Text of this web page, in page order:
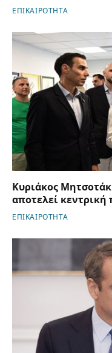
ΕΠΙΚΑΙΡΟΤΗΤΑ
Κυριάκος
αποτελεί κεντρική
ΕΠΙΚΑΙΡΟΤΗΤΑ